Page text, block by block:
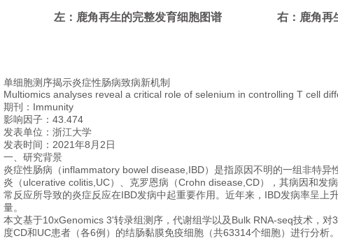
左：鹿角再生的完整发育细胞图谱
右：鹿角再
单细胞测序揭示炎症性肠病致病新机制
Multiomics analyses reveal a critical role of selenium in controlling T cell
期刊： Immunity
影响因子：43.474
发表单位：浙江大学
发表时间：2021年8月2日
一、研究背景
炎症性肠病（inflammatory bowel disease,IBD）是指原因不明的一组非特异
炎（ulcerative colitis,UC）、克罗恩病（Crohn disease,CD），其病因和发
常反应所导致的炎症反应在IBD发病中起重要作用。近年来，IBD发病率呈上
量。
本文基于10xGenomics 3'转录组测序，代谢组学以及Bulk RNA-seq技术，
度CD和UC患者（各6例）的结肠黏膜免疫细胞（共63314个细胞）进行分析。